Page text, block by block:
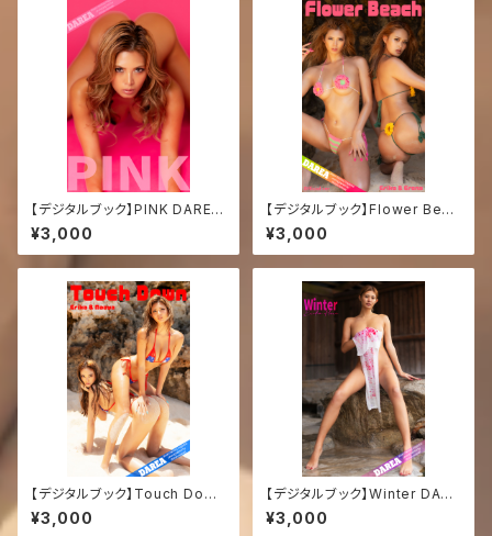
【デジタルブック】PINK DAREA
Dream Factory Magazine
¥3,000
【デジタルブック】Flower Beac
h DAREA Dream Factory M
agazine
¥3,000
【デジタルブック】Touch Down
DAREA Dream Factory Mag
azine
¥3,000
【デジタルブック】Winter DARE
A Dream Factory Magazine
¥3,000